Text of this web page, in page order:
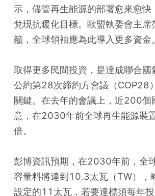
示，儘管再生能源的部署愈來愈快
兌現抗暖化目標。歐盟執委會主席
籲，全球領袖應為此導入更多資金。
取得更多民間投資，是達成聯合國
公約第28次締約方會議（COP28
關鍵。在去年的會議上，近200個
意，在2030年前全球再生能源裝
倍。
彭博資訊預期，在2030年前，全
容量料將達到10.3太瓦（TW），
設定的11太瓦，若要達標須每年